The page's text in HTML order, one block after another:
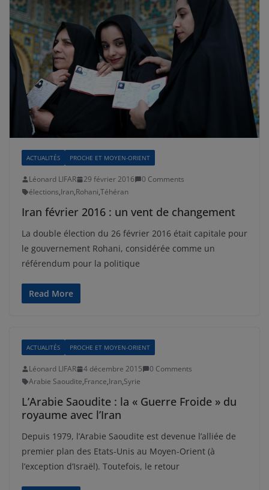
ACTUALITÉS PROCHE ET MOYEN-ORIENT
Léonard LIFAR 29 février 2016
0 Comments
élections,Iran,Rohani,Téhéran
Iran février 2016 : un vent de changement
La double élection du 26 février 2016 était capitale pour
le gouvernement Rohani, considérée comme un
référendum pour la politique
Read More
ACTUALITÉS PROCHE ET MOYEN-ORIENT
Léonard LIFAR 4 décembre 2015
0 Comments
Arabie Saoudite,France,Iran,Syrie
L’Arabie Saoudite : la « Guerre Froide » du
royaume avec l’Iran
Depuis 1979, l’Arabie Saoudite est devenue l’alliée de
premier plan des Etats-Unis au Moyen-Orient (à
l’exception d’Israël). Toutefois, le retour